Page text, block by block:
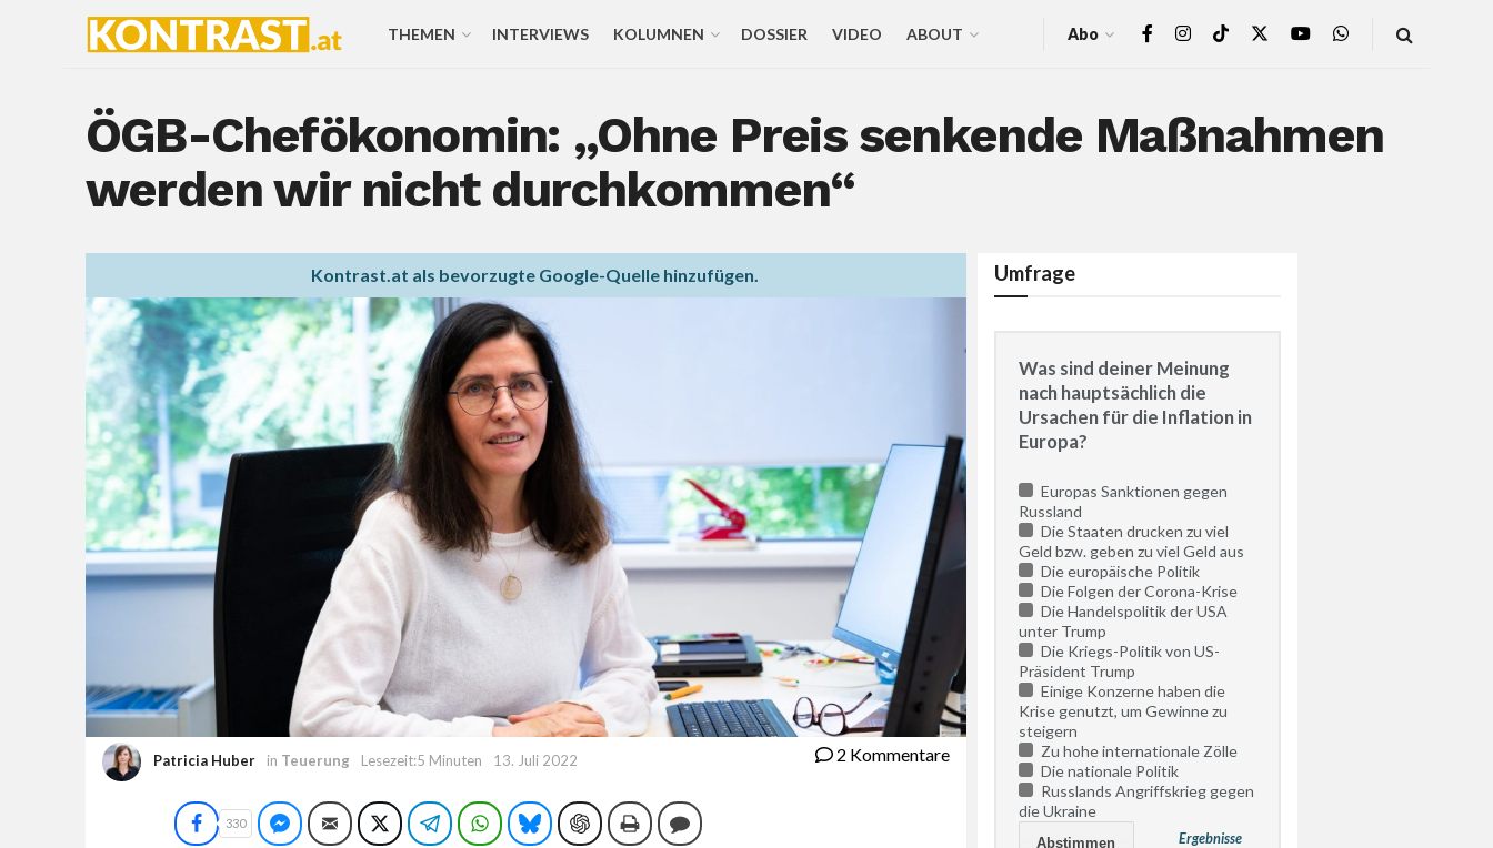
THEMEN INTERVIEWS KOLUMNEN DOSSIER VIDEO ABOUT Abo
ÖGB-Chefökonomin: „Ohne Preis senkende Maßnahmen
werden wir nicht durchkommen“
Kontrast.at als bevorzugte Google-Quelle hinzufügen.
Patricia Huber in Teuerung Lesezeit:5 Minuten 13. Juli 2022 2 Kommentare
Facebook
330 Facebook Messenger
E-Mail TwitterTelegramWhatsAppBlueskyChatGPTDruckenKommentieren
Umfrage
Was sind deiner Meinung
nach hauptsächlich die
Ursachen für die Inflation in
Europa?
Europas Sanktionen gegen
Russland
Die Staaten drucken zu viel
Geld bzw. geben zu viel Geld aus
Die europäische Politik
Die Folgen der Corona-Krise
Die Handelspolitik der USA
unter Trump
Die Kriegs-Politik von US-
Präsident Trump
Einige Konzerne haben die
Krise genutzt, um Gewinne zu
steigern
Zu hohe internationale Zölle
Die nationale Politik
Russlands Angriffskrieg gegen
die Ukraine
Ergebnisse